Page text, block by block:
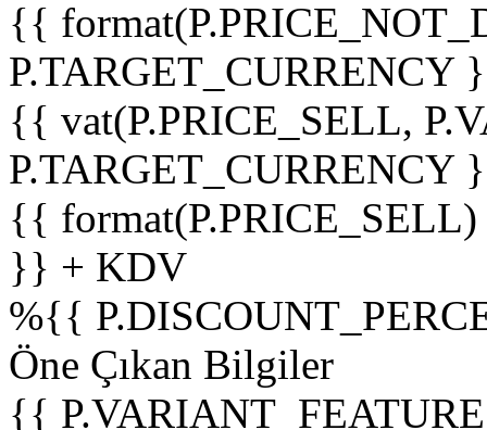
{{
P.TARGET_CURRENCY
{{ vat(P.PRICE_SELL,
P.TARGET_CURRENCY
{{
}} + KDV
%{{
Öne Çıkan Bilgiler
{{